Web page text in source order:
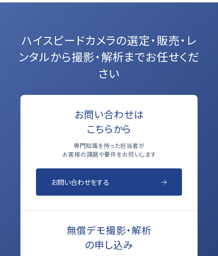
ハイスピードカメラの選定・販売・レ
ンタルから撮影・解析までお任せくだ
さい
お問い合わせは
こちらから
専門知識を持った担当者が
お客様の課題や要件をお伺いします
お問い合わせをする
無償デモ撮影・解析
の申し込み